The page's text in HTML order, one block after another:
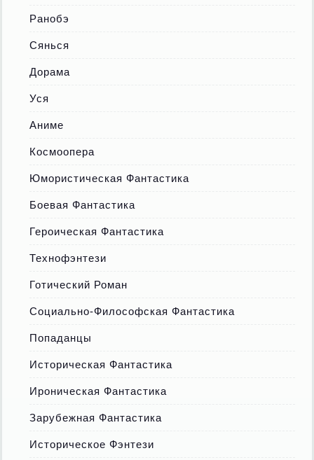
Ранобэ
Сянься
Дорама
Уся
Аниме
Космоопера
Юмористическая Фантастика
Боевая Фантастика
Героическая Фантастика
Технофэнтези
Готический Роман
Социально-Философская Фантастика
Попаданцы
Историческая Фантастика
Ироническая Фантастика
Зарубежная Фантастика
Историческое Фэнтези